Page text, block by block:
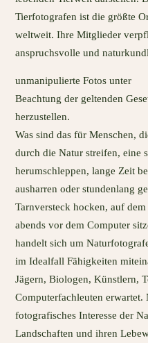
Tierfotografen ist die größte
weltweit. Ihre Mitglieder
anspruchsvolle und
unmanipulierte Fotos unter
Beachtung der geltenden
herzustellen.
Was sind das für Menschen,
durch die Natur streifen, eine
herumschleppen, lange Zeit
ausharren oder stundenlang
Tarnversteck hocken, auf
abends vor dem Computer
handelt sich um
im Idealfall Fähigkeiten
Jägern, Biologen, Künstlern,
Computerfachleuten
fotografisches Interesse der
Landschaften und ihren